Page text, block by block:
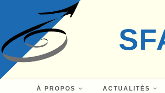
content
À PROPOS ACTUALITÉS